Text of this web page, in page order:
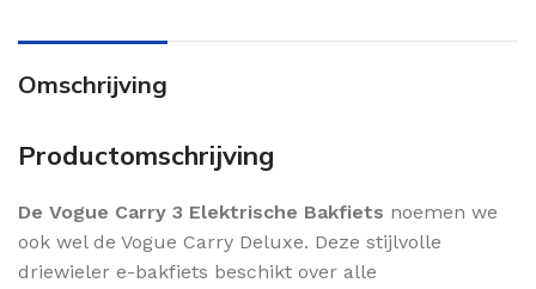
Omschrijving
Productomschrijving
De Vogue Carry 3 Elektrische Bakfiets noemen we
ook wel de Vogue Carry Deluxe. Deze stijlvolle
driewieler e-bakfiets beschikt over alle